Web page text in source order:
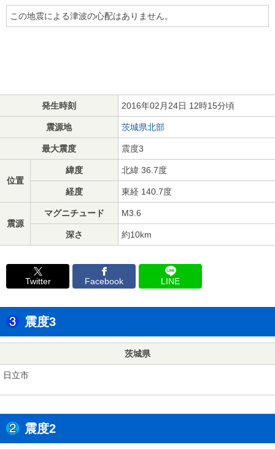
この地震による津波の心配はありません。
発生時刻 2016年02月24日 12時15分頃
震源地 茨城県北部
最大震度 震度3
位置
緯度 北緯 36.7度
経度 東経 140.7度
震源
マグニチュード M3.6
深さ 約10km
Twitter Facebook LINE
震度3
茨城県
日立市
震度2